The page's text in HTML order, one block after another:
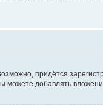
придётся
можете добавлять